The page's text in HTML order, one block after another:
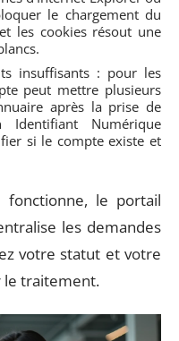
le chargement du
les cookies résout une
insuffisants : pour les
peut mettre plusieurs
après la prise de
Identifiant Numérique
si le compte existe et
le portail
les demandes
votre statut et votre
le traitement.